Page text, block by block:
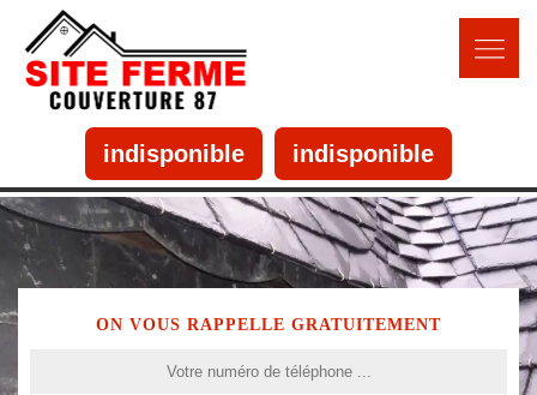
indisponible indisponible
ON VOUS RAPPELLE GRATUITEMENT